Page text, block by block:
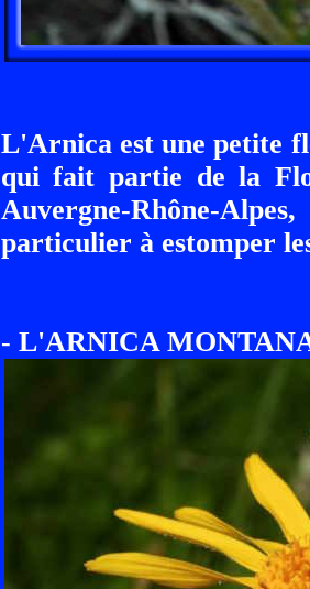
L'Arnica est une petite
qui fait partie de la
Auvergne-Rhône-
particulier à estomper
- L'ARNICA